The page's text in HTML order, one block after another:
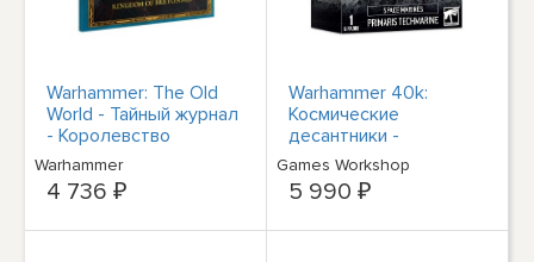
Warhammer: The Old
World - Тайный журнал
- Королевство
Бретония
Warhammer
4 736 ₽
Warhammer 40k:
Космические
десантники -
Примарис
технодесантник
Games Workshop
5 990 ₽